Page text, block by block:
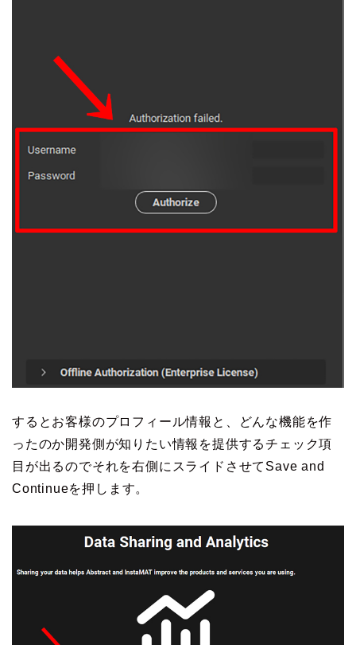
するとお客様のプロフィール情報と、どんな機能を作
ったのか開発側が知りたい情報を提供するチェック項
目が出るのでそれを右側にスライドさせてSave and
Continueを押します。